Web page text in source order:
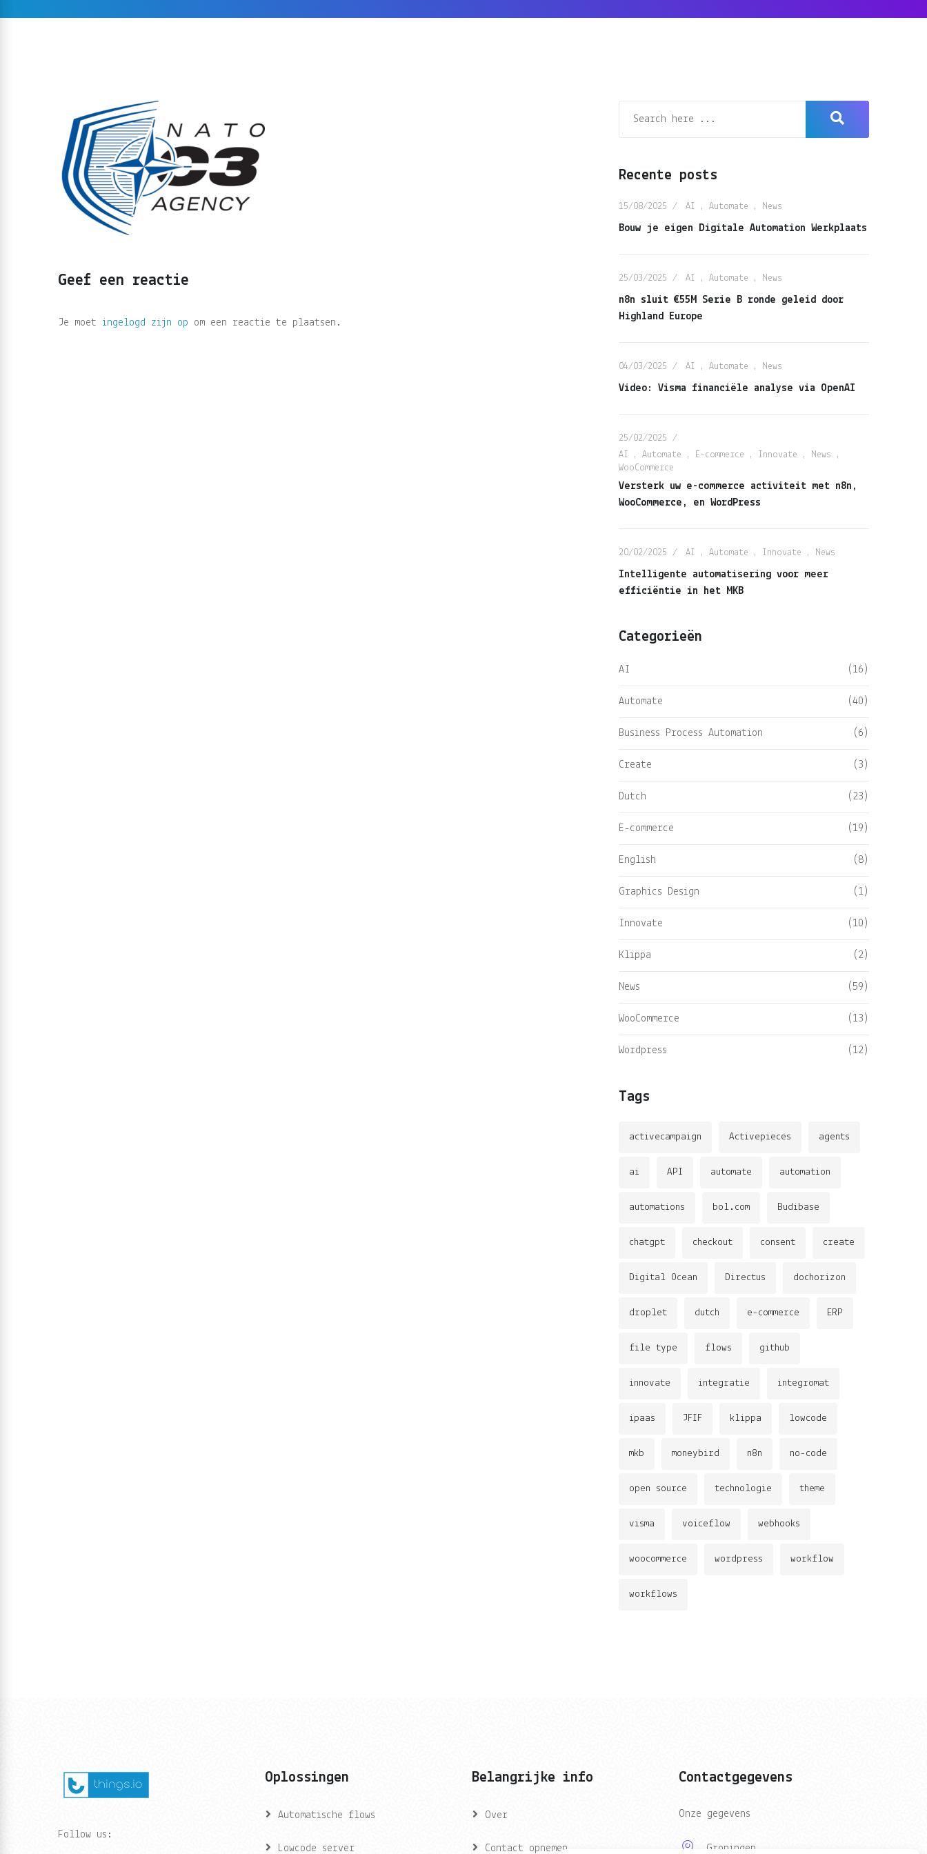
Geef een reactie
Je moet ingelogd zijn op om een reactie te plaatsen.
Recente posts
15/08/2025 AI , Automate , News
Bouw je eigen Digitale Automation Werkplaats
25/03/2025 AI , Automate , News
n8n sluit €55M Serie B ronde geleid door
Highland Europe
04/03/2025 AI , Automate , News
Video: Visma financiële analyse via OpenAI
25/02/2025
AI , Automate , E-commerce , Innovate , News ,
WooCommerce
Versterk uw e-commerce activiteit met n8n,
WooCommerce, en WordPress
20/02/2025 AI , Automate , Innovate , News
Intelligente automatisering voor meer
efficiëntie in het MKB
Categorieën
AI (16)
Automate (40)
Business Process Automation (6)
Create (3)
Dutch (23)
E-commerce (19)
English (8)
Graphics Design (1)
Innovate (10)
Klippa (2)
News (59)
WooCommerce (13)
Wordpress (12)
Tags
activecampaign Activepieces agents
ai API automate automation
automations bol.com Budibase
chatgpt checkout consent create
Digital Ocean Directus dochorizon
droplet dutch e-commerce ERP
file type flows github
innovate integratie integromat
ipaas JFIF klippa lowcode
mkb moneybird n8n no-code
open source technologie theme
visma voiceflow webhooks
woocommerce wordpress workflow
workflows
Follow us:
Oplossingen
Automatische flows
Lowcode server
Belangrijke info
Over
Contact opnemen
Contactgegevens
Onze gegevens
Groningen